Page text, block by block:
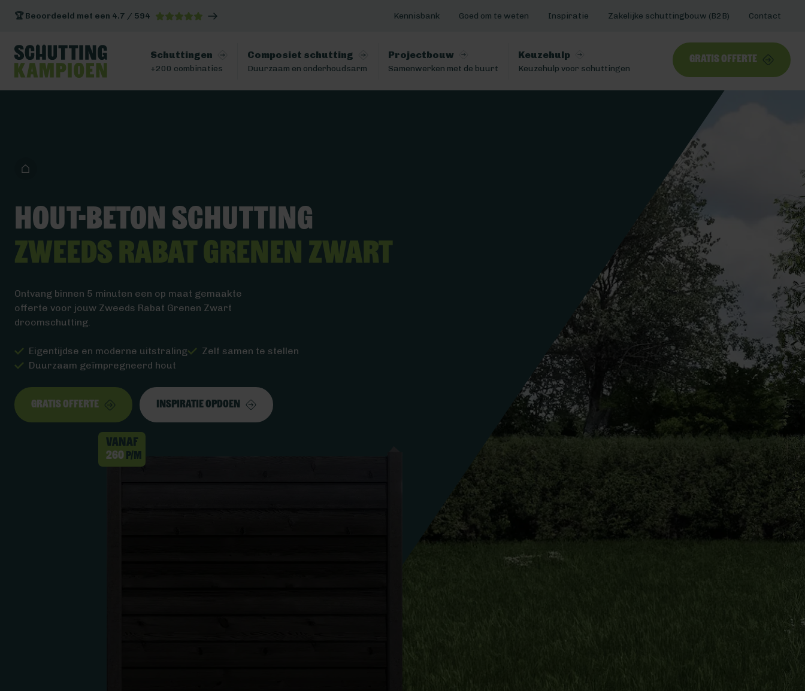
🏆 Beoordeeld met een 4.7 / 594 Kennisbank Goed om te weten Inspiratie Zakelijke schuttingbouw (B2B) Contact
Schuttingen
+200 combinaties
Composiet schutting
Duurzaam en onderhoudsarm
Projectbouw
Samenwerken met de buurt
Keuzehulp
Keuzehulp voor schuttingen
Gratis offerte
Hout-beton schutting
Zweeds Rabat Grenen Zwart
Ontvang binnen 5 minuten een op maat gemaakte
offerte voor jouw Zweeds Rabat Grenen Zwart
droomschutting.
Eigentijdse en moderne uitstraling
Zelf samen te stellen
Duurzaam geïmpregneerd hout
Gratis offerte Inspiratie opdoen
Vanaf
260 p/m